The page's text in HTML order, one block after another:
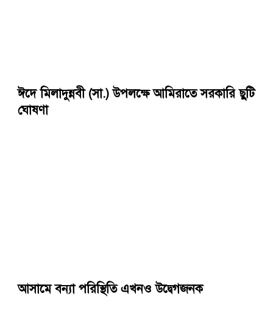
ঈদে মিলাদুন্নবী (সা.) উপলক্ষে আমিরাতে সরকারি ছুটি
ঘোষণা
আসামে বন্যা পরিস্থিতি এখনও উদ্বেগজনক